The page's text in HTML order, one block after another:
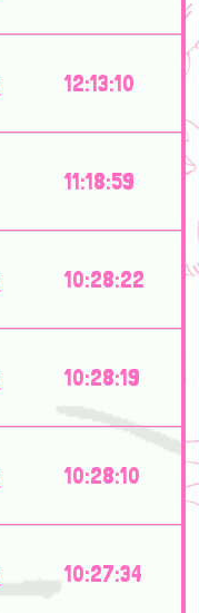
12:13:10
11:18:59
10:28:22
10:28:19
10:28:10
10:27:34